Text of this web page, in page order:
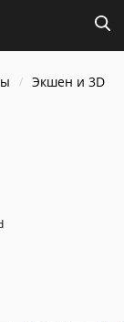
Экшен и 3D